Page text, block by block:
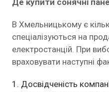
В Хмельницькому є
спеціалізуються на
електростанцій. При
враховувати наступні
Досвідченість